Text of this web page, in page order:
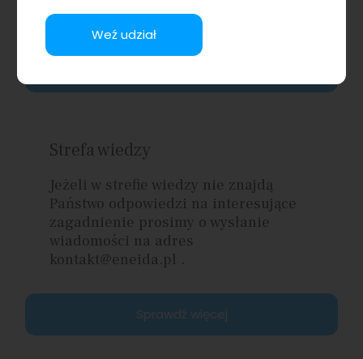
leczenia.
Strefa wiedzy
Jeżeli w strefie wiedzy nie znajdą
Państwo odpowiedzi na interesujące
zagadnienie prosimy o wysłanie
wiadomości na adres
kontakt@eneida.pl .
Sprawdź więcej
Weź udział